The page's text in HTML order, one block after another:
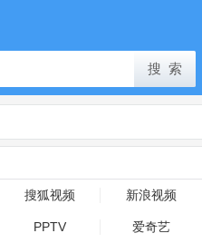
搜狐视频 新浪视频
PPTV 爱奇艺